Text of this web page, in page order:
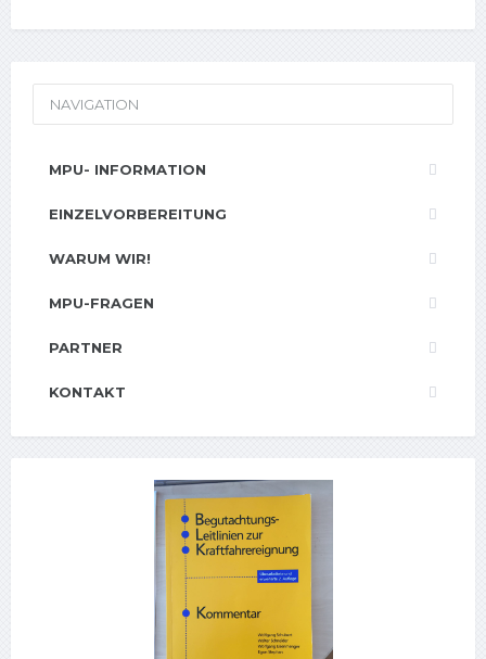
NAVIGATION
MPU- INFORMATION
EINZELVORBEREITUNG
WARUM WIR!
MPU-FRAGEN
PARTNER
KONTAKT